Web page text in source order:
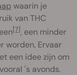
waarin je
van THC
[7], een minder
worden. Ervaar
een idee zijn om
's avonds.